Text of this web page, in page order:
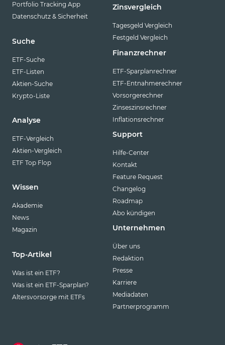
Portfolio Tracking App
Datenschutz & Sicherheit
Suche
ETF-Suche
ETF-Listen
Aktien-Suche
Krypto-Liste
Analyse
ETF-Vergleich
Aktien-Vergleich
ETF Top Flop
Wissen
Akademie
News
Magazin
Top-Artikel
Was ist ein ETF?
Was ist ein ETF-Sparplan?
Altersvorsorge mit ETFs
Zinsvergleich
Tagesgeld Vergleich
Festgeld Vergleich
Finanzrechner
ETF-Sparplanrechner
ETF-Entnahmerechner
Vorsorgerechner
Zinseszinsrechner
Inflationsrechner
Support
Hilfe-Center
Kontakt
Feature Request
Changelog
Roadmap
Abo kündigen
Unternehmen
Über uns
Redaktion
Presse
Karriere
Mediadaten
Partnerprogramm